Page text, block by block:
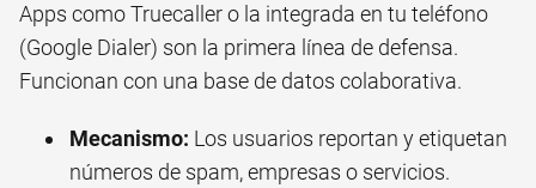
Apps como Truecaller o la integrada en tu teléfono
(Google Dialer) son la primera línea de defensa.
Funcionan con una base de datos colaborativa.
Mecanismo: Los usuarios reportan y etiquetan
números de spam, empresas o servicios.